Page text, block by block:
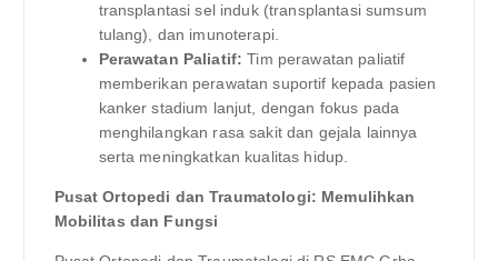
transplantasi sel induk (transplantasi sumsum
tulang), dan imunoterapi.
Perawatan Paliatif: Tim perawatan paliatif
memberikan perawatan suportif kepada pasien
kanker stadium lanjut, dengan fokus pada
menghilangkan rasa sakit dan gejala lainnya
serta meningkatkan kualitas hidup.
Pusat Ortopedi dan Traumatologi: Memulihkan
Mobilitas dan Fungsi